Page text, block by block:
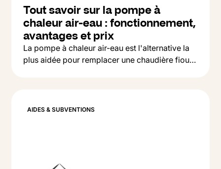
Tout savoir sur la pompe à
chaleur air-eau : fonctionnement,
avantages et prix
La pompe à chaleur air-eau est l'alternative la
plus aidée pour remplacer une chaudière fioul
AIDES & SUBVENTIONS